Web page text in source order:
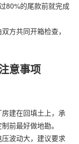
80%的尾款前就完成
方共同开箱检查，
意事项
建在回填土上，承
前最好做地勘。
波动大，建议要求